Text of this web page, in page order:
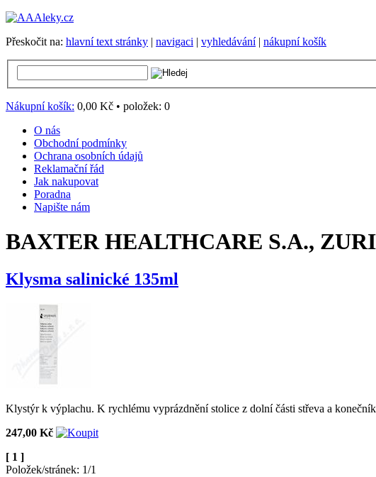
Přeskočit na: hlavní text stránky | navigaci | vyhledávání| nákupní košík
Nákupní košík: 0,00 Kč • položek: 0
O nás
Obchodní podmínky
Ochrana osobních údajů
Reklamační řád
Jak nakupovat
Poradna
Napište nám
BAXTER HEALTHCARE S.A.,
Klysma salinické 135ml
Klystýr k výplachu. K rychlému vyprázdnění stolice z dolní části střeva a
247,00 Kč
[ 1 ]
Položek/stránek: 1/1